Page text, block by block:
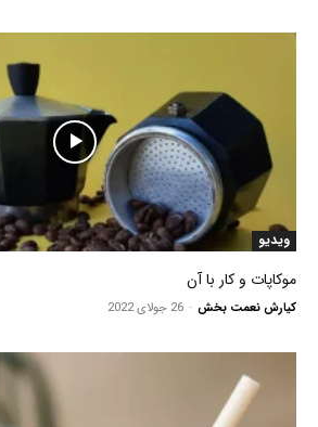
ویدیو
موکاپات و کار با آن
کیارش نعمت بخش - 26 جولای 2022